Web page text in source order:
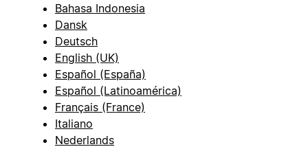
Bahasa Indonesia
Dansk
Deutsch
English (UK)
Español (España)
Español (Latinoamérica)
Français (France)
Italiano
Nederlands